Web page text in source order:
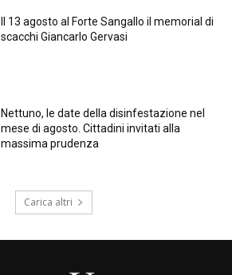
Il 13 agosto al Forte Sangallo il memorial di
scacchi Giancarlo Gervasi
Nettuno, le date della disinfestazione nel
mese di agosto. Cittadini invitati alla
massima prudenza
Carica altri